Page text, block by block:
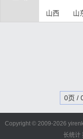
山西 山
0页 /
Copyright © 2009-2026
长统计